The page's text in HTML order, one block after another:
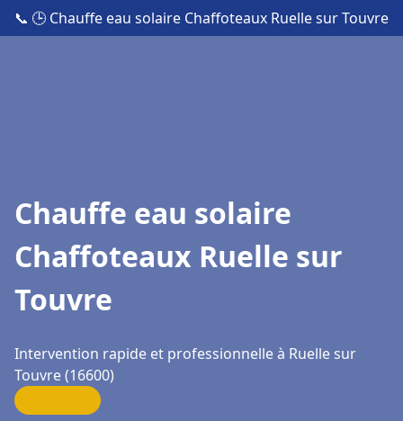
📞 🕒 Chauffe eau solaire Chaffoteaux Ruelle sur Touvre
Chauffe eau solaire
Chaffoteaux Ruelle sur
Touvre
Intervention rapide et professionnelle à Ruelle sur
Touvre (16600)